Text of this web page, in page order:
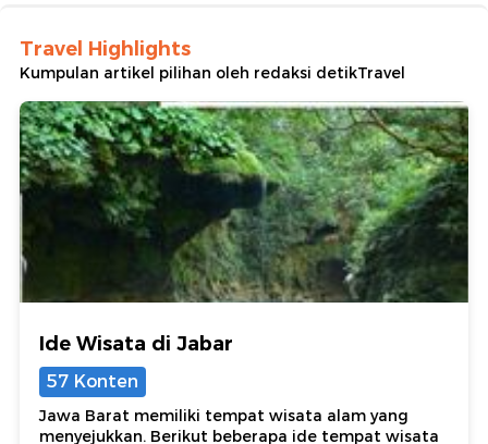
Travel Highlights
Kumpulan artikel pilihan oleh redaksi detikTravel
Ide Wisata di Jabar
57 Konten
Jawa Barat memiliki tempat wisata alam yang
menyejukkan. Berikut beberapa ide tempat wisata